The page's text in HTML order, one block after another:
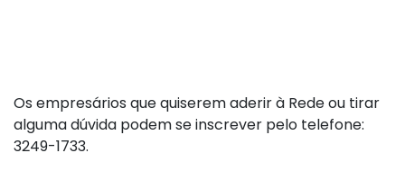
Os empresários que quiserem aderir à Rede ou tirar
alguma dúvida podem se inscrever pelo telefone:
3249-1733.